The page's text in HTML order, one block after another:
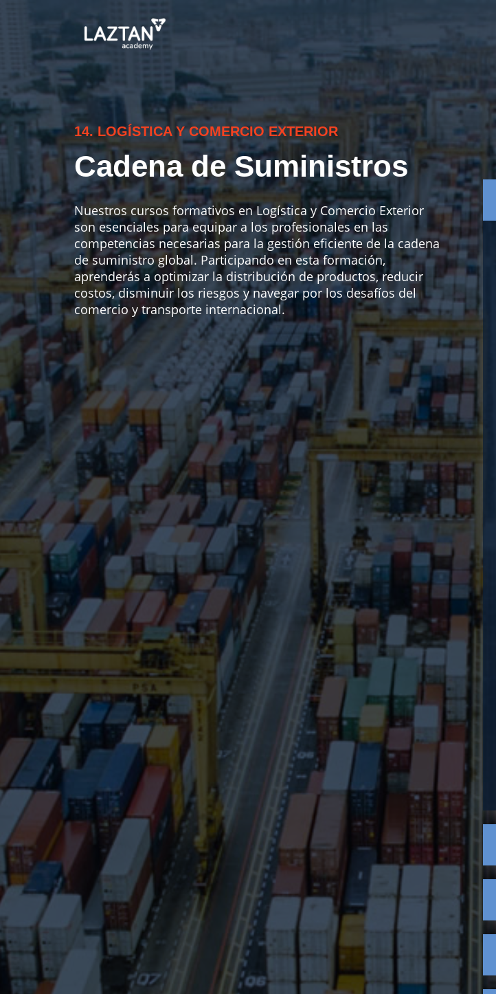
14. LOGÍSTICA Y COMERCIO EXTERIOR
Cadena de Suministros
Nuestros cursos formativos en Logística y Comercio Exterior
son esenciales para equipar a los profesionales en las
competencias necesarias para la gestión eficiente de la cadena
de suministro global. Participando en esta formación,
aprenderás a optimizar la distribución de productos, reducir
costos, disminuir los riesgos y navegar por los desafíos del
comercio y transporte internacional.